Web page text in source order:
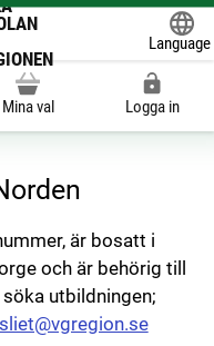
Language
Mina val Logga in
är bosatt i
och är behörig till
utbildningen;